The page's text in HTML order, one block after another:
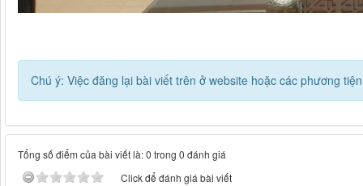
Chú ý: Việc đăng lại bài viết trên ở website hoặc các phương
Tổng số điểm của bài viết là: 0 trong 0 đánh giá
Click để đánh giá bài viết